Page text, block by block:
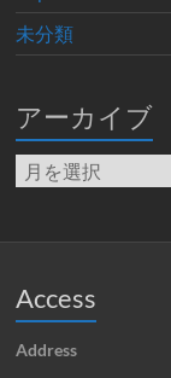
未分類
アーカイブ
ア
ー
イ
Access
Address